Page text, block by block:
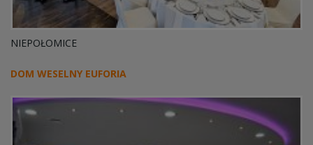
NIEPOŁOMICE
DOM WESELNY EUFORIA